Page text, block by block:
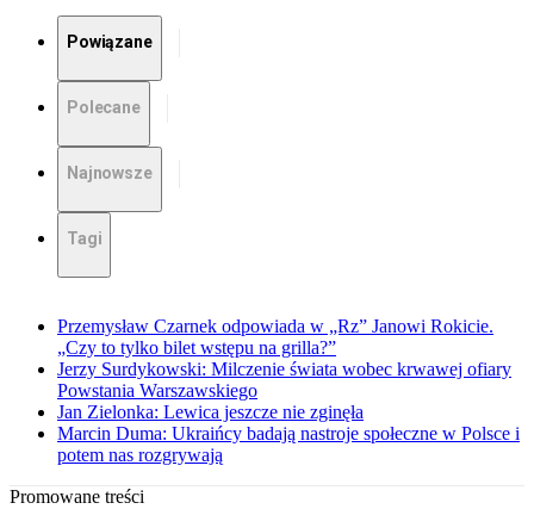
Powiązane
Polecane
Najnowsze
Tagi
Przemysław Czarnek odpowiada w „Rz” Janowi Rokicie.
„Czy to tylko bilet wstępu na grilla?”
Jerzy Surdykowski: Milczenie świata wobec krwawej ofiary
Powstania Warszawskiego
Jan Zielonka: Lewica jeszcze nie zginęła
Marcin Duma: Ukraińcy badają nastroje społeczne w Polsce i
potem nas rozgrywają
Promowane treści